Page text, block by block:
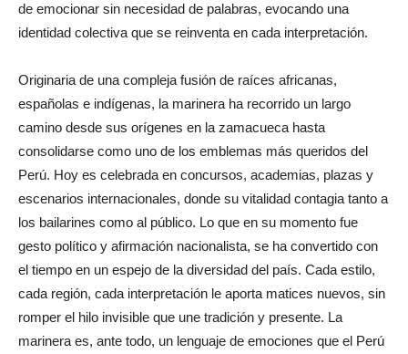
de emocionar sin necesidad de palabras, evocando una
identidad colectiva que se reinventa en cada interpretación.
Originaria de una compleja fusión de raíces africanas,
españolas e indígenas, la marinera ha recorrido un largo
camino desde sus orígenes en la zamacueca hasta
consolidarse como uno de los emblemas más queridos del
Perú. Hoy es celebrada en concursos, academias, plazas y
escenarios internacionales, donde su vitalidad contagia tanto a
los bailarines como al público. Lo que en su momento fue
gesto político y afirmación nacionalista, se ha convertido con
el tiempo en un espejo de la diversidad del país. Cada estilo,
cada región, cada interpretación le aporta matices nuevos, sin
romper el hilo invisible que une tradición y presente. La
marinera es, ante todo, un lenguaje de emociones que el Perú